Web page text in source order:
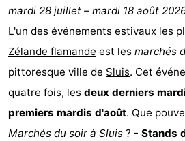
de
jeux
Aires
de
jeux
intérieures
-
Bowling
-
Parcours
de
mini-
Centres
de
bien-
Villages
&
Nature
mardi 28 juillet – mardi 18 août
L'un des événements estivaux les
Zélande flamande est les marchés
pittoresque ville de Sluis. Cet
quatre fois, les deux derniers
premiers mardis d'août. Que
Marchés du soir à Sluis ? - Stands